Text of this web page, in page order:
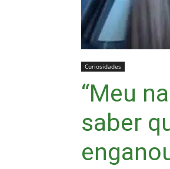
Curiosidades
“Meu
saber